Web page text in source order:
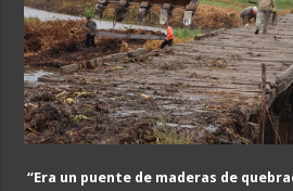
“Era un puente de maderas de